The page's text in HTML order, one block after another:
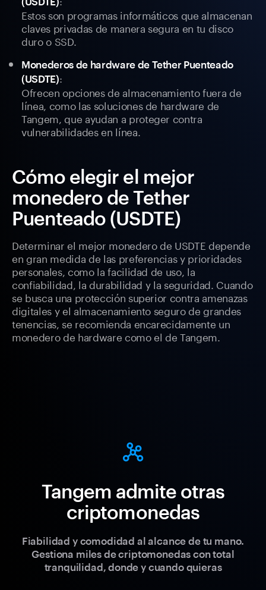
Estos son programas informáticos que almacenan
claves privadas de manera segura en tu disco
duro o SSD.
Monederos de hardware de Tether Puenteado
(USDTE):
Ofrecen opciones de almacenamiento fuera de
línea, como las soluciones de hardware de
Tangem, que ayudan a proteger contra
vulnerabilidades en línea.
Cómo elegir el mejor
monedero de Tether
Puenteado (USDTE)
Determinar el mejor monedero de USDTE depende
en gran medida de las preferencias y prioridades
personales, como la facilidad de uso, la
confiabilidad, la durabilidad y la seguridad. Cuando
se busca una protección superior contra amenazas
digitales y el almacenamiento seguro de grandes
tenencias, se recomienda encarecidamente un
monedero de hardware como el de Tangem.
Tangem admite otras
criptomonedas
Fiabilidad y comodidad al alcance de tu mano.
Gestiona miles de criptomonedas con total
tranquilidad, donde y cuando quieras